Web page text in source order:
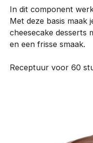
n
e
n
t
s
In dit component
Met deze basis maak
cheesecake desserts
en een frisse smaak.
Receptuur voor 60